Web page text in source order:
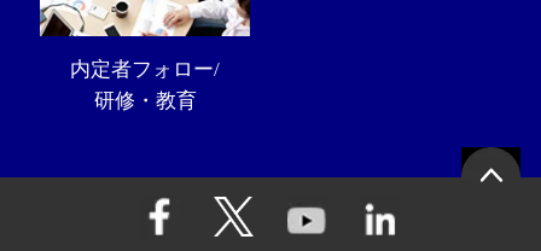
内定者フォロー/
研修・教育